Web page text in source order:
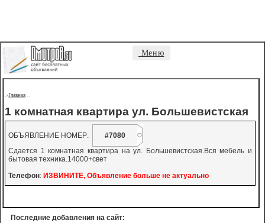
Меню
->Главная - -
1 комнатная квартира ул. Большевистская
ОБЪЯВЛЕНИЕ НОМЕР:
#7080
Сдается 1 комнатная квартира на ул. Большевистская.Вся мебель и
бытовая техника.14000+свет
Телефон: ИЗВИНИТЕ, Объявление больше не актуально
Последние добавления на сайт: